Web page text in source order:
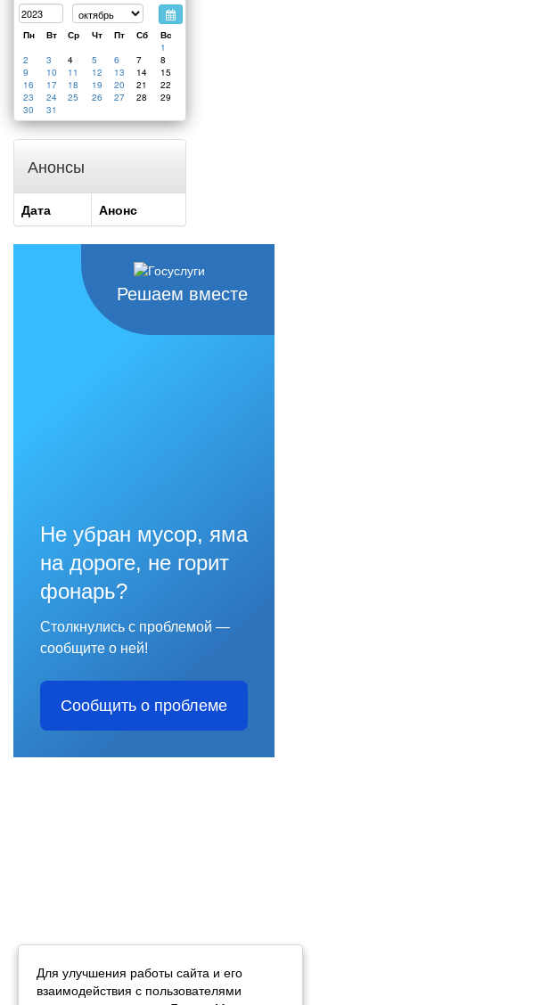
Пн Вт Ср Чт Пт Сб
Вс
1
2
3 4 5 6 7
8
9
10 11 12 13 14
15
16
17 18 19 20 21
22
23
24 25 26 27 28
29
30
31
Анонсы
Дата Анонс
Решаем вместе
Не убран мусор, яма
на дороге, не горит
фонарь?
Столкнулись с проблемой —
сообщите о ней!
Сообщить о проблеме
Для улучшения работы сайта и его
взаимодействия с пользователями